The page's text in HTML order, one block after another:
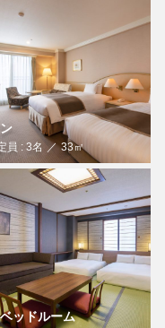
員 : 3名 33㎡
ッドルーム